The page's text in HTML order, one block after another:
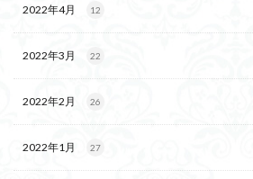
2022年4月 12
2022年3月 22
2022年2月 26
2022年1月 27